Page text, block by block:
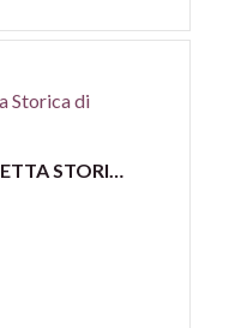
AMARO MANFREDI RICETTA STORICA DI AMARI & AFFINI